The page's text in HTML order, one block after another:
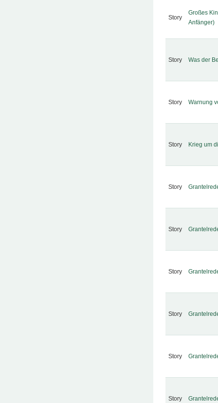
Story
Großes
Anfänger)
Story Was der
Story Warnung
Story Krieg um
Story
Story
Story
Story
Story
Story